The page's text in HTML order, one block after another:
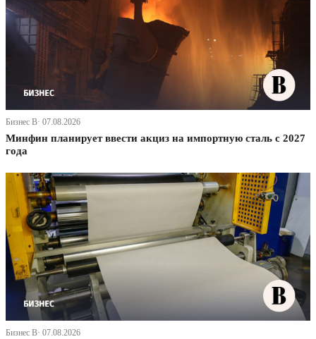
Бизнес В· 07.08.2026
Минфин планирует ввести акциз на импортную сталь с 2027
года
Бизнес В· 07.08.2026